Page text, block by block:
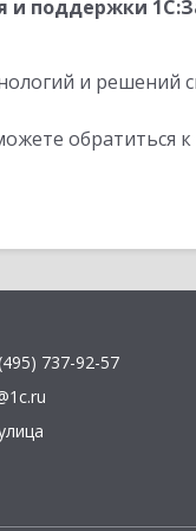
поддержки
и решений
обратиться
737-92-57